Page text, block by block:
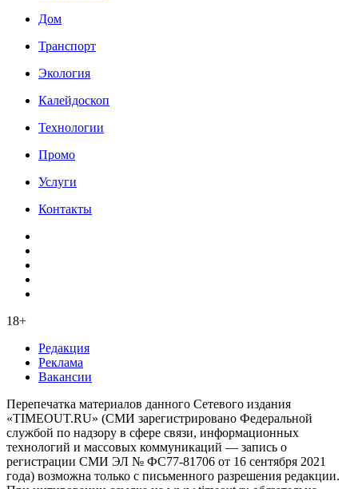
Дом
Транспорт
Экология
Калейдоскоп
Технологии
Промо
Услуги
Контакты
18+
Редакция
Реклама
Вакансии
Перепечатка материалов данного Сетевого издания
«TIMEOUT.RU» (СМИ зарегистрировано Федеральной
службой по надзору в сфере связи, информационных
технологий и массовых коммуникаций — запись о
регистрации СМИ ЭЛ № ФС77-81706 от 16 сентября 2021
года) возможна только с письменного разрешения редакции.